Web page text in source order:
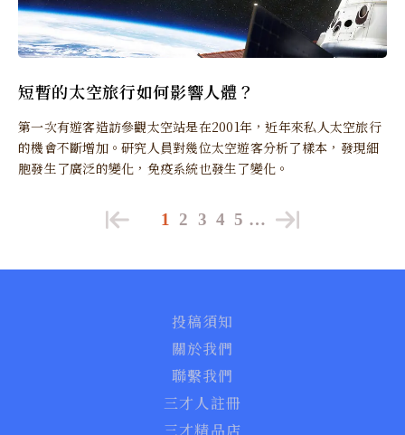
短暫的太空旅行如何影響人體？
第一次有遊客造訪參觀太空站是在2001年，近年來私人太空旅行
的機會不斷增加。研究人員對幾位太空遊客分析了樣本，發現細
胞發生了廣泛的變化，免疫系統也發生了變化。
1 2 3 4 5 …
投稿須知
關於我們
聯繫我們
三才人註冊
三才精品店